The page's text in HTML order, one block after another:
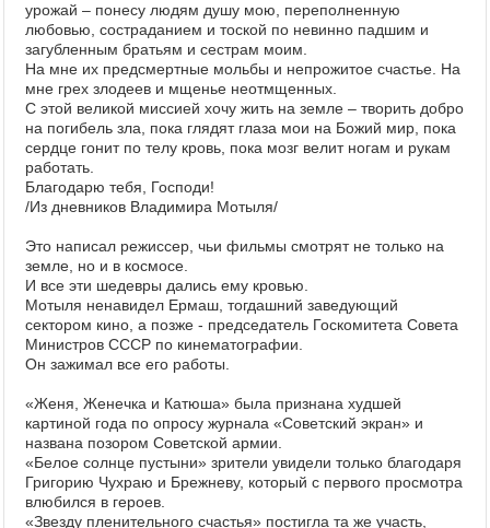
урожай – понесу людям душу мою, переполненную
любовью, состраданием и тоской по невинно падшим и
загубленным братьям и сестрам моим.
На мне их предсмертные мольбы и непрожитое счастье. На
мне грех злодеев и мщенье неотмщенных.
С этой великой миссией хочу жить на земле – творить добро
на погибель зла, пока глядят глаза мои на Божий мир, пока
сердце гонит по телу кровь, пока мозг велит ногам и рукам
работать.
Благодарю тебя, Господи!
/Из дневников Владимира Мотыля/
Это написал режиссер, чьи фильмы смотрят не только на
земле, но и в космосе.
И все эти шедевры дались ему кровью.
Мотыля ненавидел Ермаш, тогдашний заведующий
сектором кино, а позже - председатель Госкомитета Совета
Министров СССР по кинематографии.
Он зажимал все его работы.
«Женя, Женечка и Катюша» была признана худшей
картиной года по опросу журнала «Советский экран» и
названа позором Советской армии.
«Белое солнце пустыни» зрители увидели только благодаря
Григорию Чухраю и Брежневу, который с первого просмотра
влюбился в героев.
«Звезду пленительного счастья» постигла та же участь,